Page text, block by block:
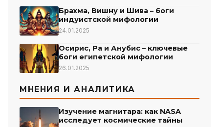
Брахма, Вишну и Шива – боги
индуистской мифологии
24.01.2025
Осирис, Ра и Анубис – ключевые
боги египетской мифологии
26.01.2025
МНЕНИЯ И АНАЛИТИКА
Изучение магнитара: как NASA
исследует космические тайны